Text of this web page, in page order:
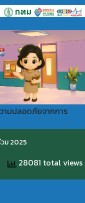
ามปลอดภัยจากการ
ม 2025
28081 total views